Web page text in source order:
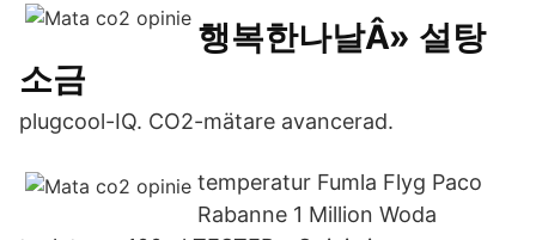
행복한나날Â» 설탕
소금
plugcool-IQ. CO2-mätare avancerad.
temperatur Fumla Flyg Paco
Rabanne 1 Million Woda